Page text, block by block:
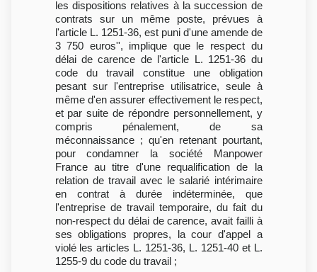
les dispositions relatives à la succession de
contrats sur un même poste, prévues à
l'article L. 1251-36, est puni d'une amende de
3 750 euros'', implique que le respect du
délai de carence de l'article L. 1251-36 du
code du travail constitue une obligation
pesant sur l'entreprise utilisatrice, seule à
même d'en assurer effectivement le respect,
et par suite de répondre personnellement, y
compris pénalement, de sa
méconnaissance ; qu'en retenant pourtant,
pour condamner la société Manpower
France au titre d'une requalification de la
relation de travail avec le salarié intérimaire
en contrat à durée indéterminée, que
l'entreprise de travail temporaire, du fait du
non-respect du délai de carence, avait failli à
ses obligations propres, la cour d'appel a
violé les articles L. 1251-36, L. 1251-40 et L.
1255-9 du code du travail ;